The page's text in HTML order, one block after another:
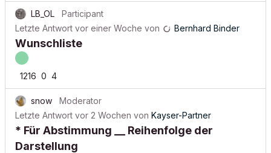
LB_OL
Participant
Letzte Antwort vor einer Woche von Bernhard Binder
Wunschliste
1216 0 4
snow
Moderator
Letzte Antwort vor 2 Wochen von Kayser-Partner
* Für Abstimmung __ Reihenfolge der
Darstellung